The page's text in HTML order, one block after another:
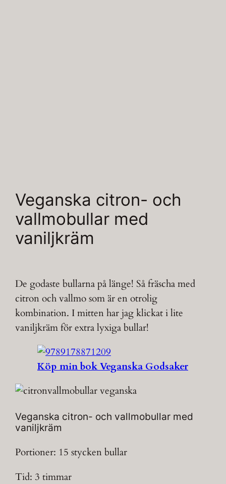
Veganska citron- och
vallmobullar med
vaniljkräm
De godaste bullarna på länge! Så fräscha med
citron och vallmo som är en otrolig
kombination. I mitten har jag klickat i lite
vaniljkräm för extra lyxiga bullar!
Köp min bok Veganska Godsaker
Veganska citron- och vallmobullar med
vaniljkräm
Portioner: 15 stycken bullar
Tid: 3 timmar